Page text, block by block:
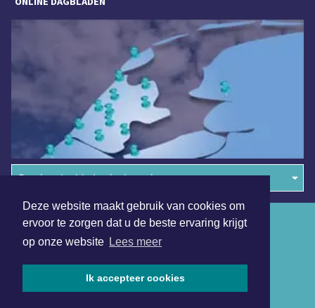
Deze website maakt gebruik van cookies om
ervoor te zorgen dat u de beste ervaring krijgt
op onze website Lees meer
Ik accepteer cookies
Overige dagbladen in de regio
Algemene voorwaarden
Disclaimer